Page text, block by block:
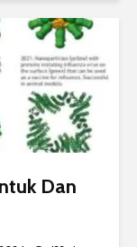
Dan